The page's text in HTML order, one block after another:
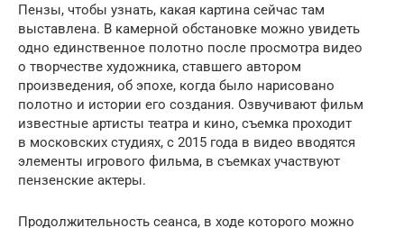
Пензы, чтобы узнать, какая картина сейчас там
выставлена. В камерной обстановке можно увидеть
одно единственное полотно после просмотра видео
о творчестве художника, ставшего автором
произведения, об эпохе, когда было нарисовано
полотно и истории его создания. Озвучивают фильм
известные артисты театра и кино, съемка проходит
в московских студиях, с 2015 года в видео вводятся
элементы игрового фильма, в съемках участвуют
пензенские актеры.
Продолжительность сеанса, в ходе которого можно